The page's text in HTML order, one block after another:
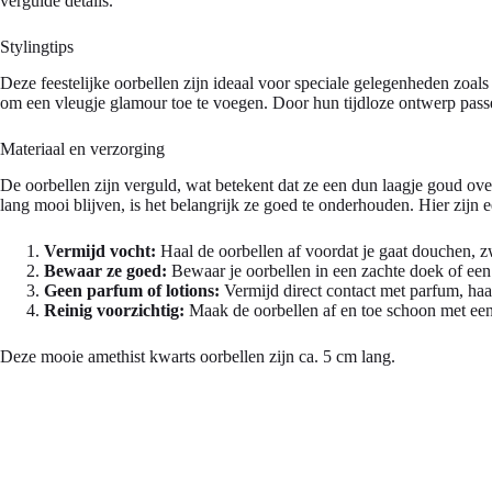
Stylingtips
Deze feestelijke oorbellen zijn ideaal voor speciale gelegenheden
om een vleugje glamour toe te voegen. Door hun tijdloze ontwerp
Materiaal en verzorging
De oorbellen zijn verguld, wat betekent dat ze een dun laagje goud
lang mooi blijven, is het belangrijk ze goed te onderhouden. Hier zijn
Vermijd vocht: Haal de oorbellen af voordat je gaat douchen,
Bewaar ze goed: Bewaar je oorbellen in een zachte doek of
Geen parfum of lotions: Vermijd direct contact met parfum,
Reinig voorzichtig: Maak de oorbellen af en toe schoon met
Deze mooie amethist kwarts oorbellen zijn ca. 5 cm lang.